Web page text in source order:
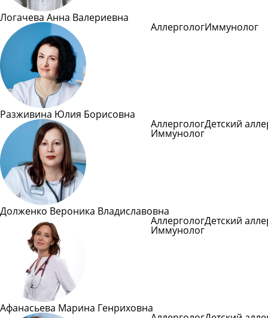
Логачева Анна Валериевна
АллергологИммунолог
Разживина Юлия Борисовна
АллергологДетский
Иммунолог
Долженко Вероника Владиславовна
АллергологДетский
Иммунолог
Афанасьева Марина Генриховна